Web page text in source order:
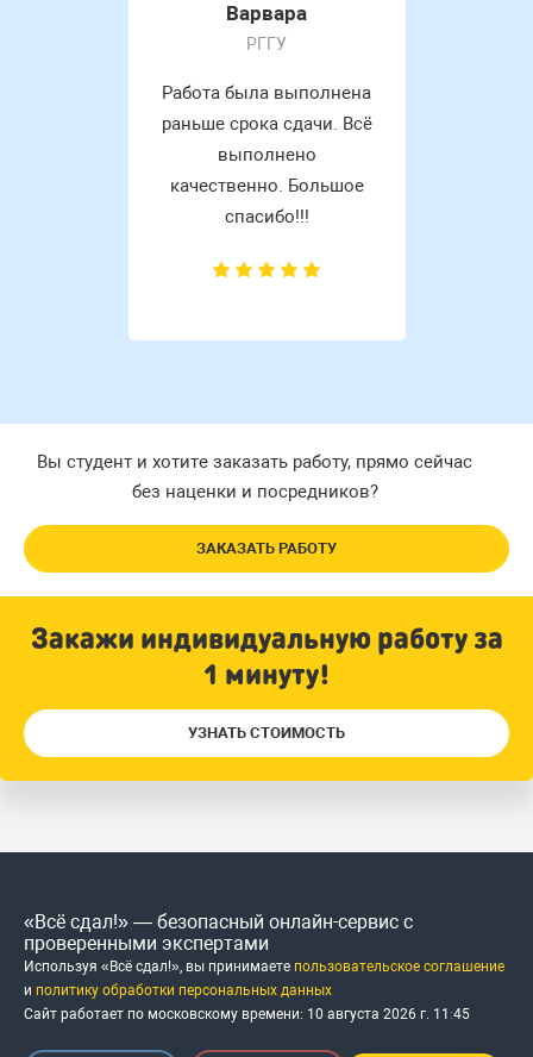
Варвара
РГГУ
Работа была выполнена
раньше срока сдачи. Всё
выполнено
качественно. Большое
спасибо!!!
Вы студент и хотите заказать работу, прямо сейчас
без наценки и посредников?
ЗАКАЗАТЬ РАБОТУ
Закажи индивидуальную работу за
1 минуту!
УЗНАТЬ СТОИМОСТЬ
«Всё сдал!» — безопасный онлайн-сервис с
проверенными экспертами
Используя «Всё сдал!», вы принимаете пользовательское соглашение
и политику обработки персональных данных
Сайт работает по московскому времени: 10 августа 2026 г. 11 :45